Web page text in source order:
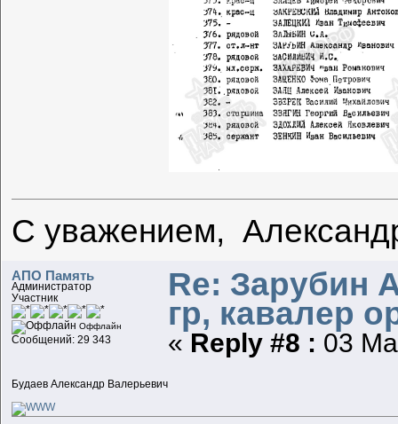
С уважением,
АПО Память
Администратор
Участник
Оффлайн
Сообщений: 29 343
Будаев Александр Валерьевич
Re: Зарубин
гр, кавалер
« Reply #8 : 03